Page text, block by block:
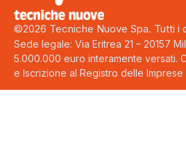
©2026 Tecniche Nuove Spa. Tutti i
Sede legale: Via Eritrea 21 – 20157
5.000.000 euro interamente versati.
e Iscrizione al Registro delle Imprese